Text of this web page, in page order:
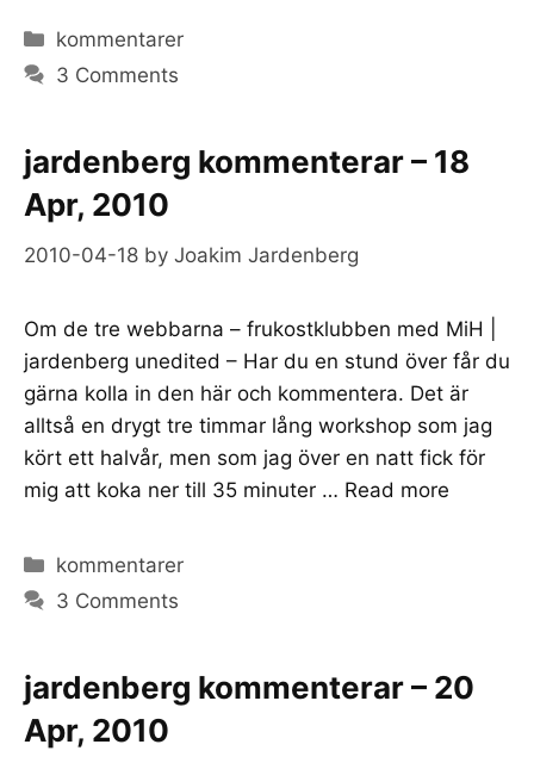
Categories
kommentarer
3 Comments
jardenberg kommenterar – 18
Apr, 2010
2010-04-18 by Joakim Jardenberg
Om de tre webbarna – frukostklubben med MiH |
jardenberg unedited – Har du en stund över får du
gärna kolla in den här och kommentera. Det är
alltså en drygt tre timmar lång workshop som jag
kört ett halvår, men som jag över en natt fick för
mig att koka ner till 35 minuter … Read more
Categories
kommentarer
3 Comments
jardenberg kommenterar – 20
Apr, 2010